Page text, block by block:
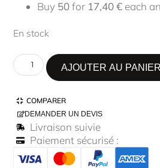
Buy 50for 17,40€ each
En stock
AJOUTER AU PANIER
COMPARER
DEMANDER UN DEVIS
Livraison suivie
Paiement sécurisé :